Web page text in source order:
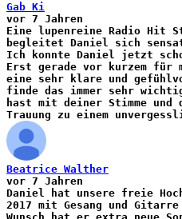
Gab Ki
vor 7 Jahren
Eine lupenreine Radio Hit
begleitet Daniel sich
Ich konnte Daniel jetzt
Erst gerade vor kurzem für
eine sehr klare und
finde das immer sehr
hast mit deiner Stimme und
Trauung zu einem
Beatrice Walther
vor 7 Jahren
Daniel hat unsere freie
2017 mit Gesang und